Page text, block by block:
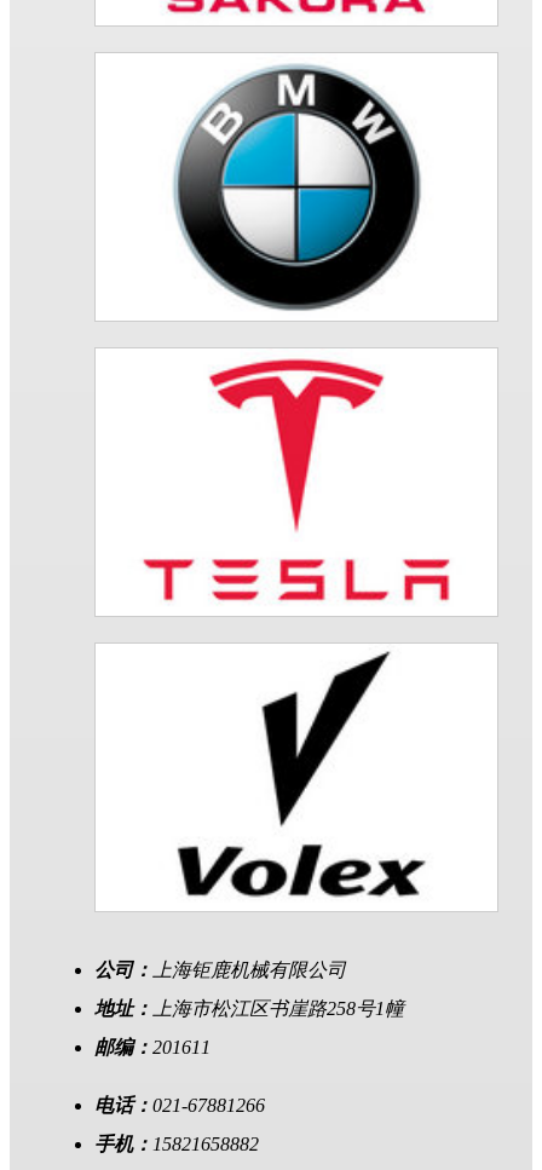
公司：
上海钜鹿机械有限公司
地址：
上海市松江区书崖路258号1幢
邮编： 201611
电话： 021-67881266
手机： 15821658882